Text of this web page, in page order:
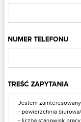
NUMER TELEFONU
TREŚĆ ZAPYTANIA